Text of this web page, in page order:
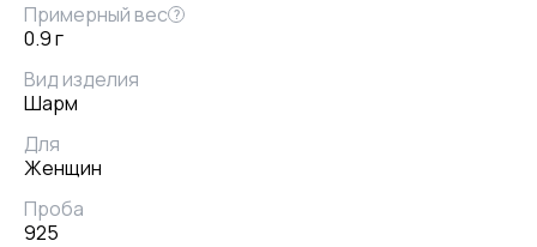
Примерный вес ?
0.9 г
Вид изделия
Шарм
Для
Женщин
Проба
925